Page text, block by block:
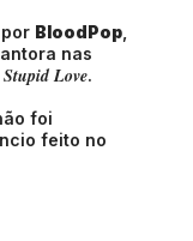
BloodPop
nas
Stupid Love.
foi
feito no